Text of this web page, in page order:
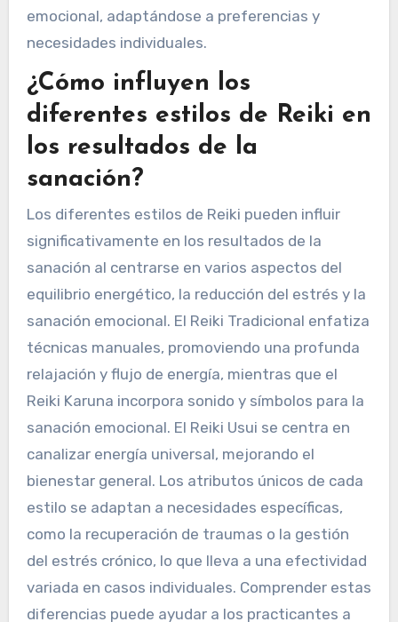
emocional, adaptándose a preferencias y
necesidades individuales.
¿Cómo influyen los
diferentes estilos de Reiki en
los resultados de la
sanación?
Los diferentes estilos de Reiki pueden influir
significativamente en los resultados de la
sanación al centrarse en varios aspectos del
equilibrio energético, la reducción del estrés y la
sanación emocional. El Reiki Tradicional enfatiza
técnicas manuales, promoviendo una profunda
relajación y flujo de energía, mientras que el
Reiki Karuna incorpora sonido y símbolos para la
sanación emocional. El Reiki Usui se centra en
canalizar energía universal, mejorando el
bienestar general. Los atributos únicos de cada
estilo se adaptan a necesidades específicas,
como la recuperación de traumas o la gestión
del estrés crónico, lo que lleva a una efectividad
variada en casos individuales. Comprender estas
diferencias puede ayudar a los practicantes a